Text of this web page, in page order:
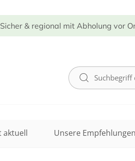
Sicher & regional mit Abholung vor
aktuell Unsere Empfehlungen